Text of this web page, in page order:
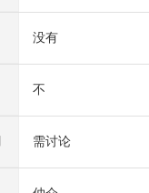
没有
不
需讨论